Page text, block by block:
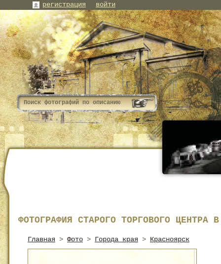
ФОТОГРАФИЯ СТАРОГО ТОРГОВОГО ЦЕНТРА
Главная > Фото > Города края > Красноярск
регистрация войти